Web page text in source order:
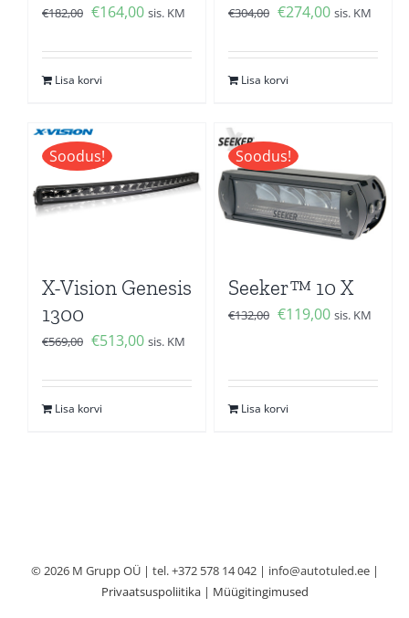
€182,00 Algne
oli:
€182,00.
€164,00Current
is:
sis. KM
Lisa korvi
€304,00 Algne
oli:
€304,00.
€274,00Current
is:
sis. KM
Lisa korvi
Soodus!
X-Vision Genesis
1300
€569,00 Algne
oli:
€569,00.
€513,00Current
is:
sis. KM
Lisa korvi
Soodus!
Seeker™ 10 X
€132,00 Algne
€132,00.
€119,00Current
€119,00.
sis. KM
Lisa korvi
© 2026 M Grupp OÜ | tel. +372 578 14 042 | info@autotuled.ee |
Privaatsuspoliitika| Müügitingimused